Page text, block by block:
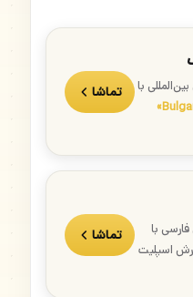
با
تماشا
با
اسپلیت
تماشا